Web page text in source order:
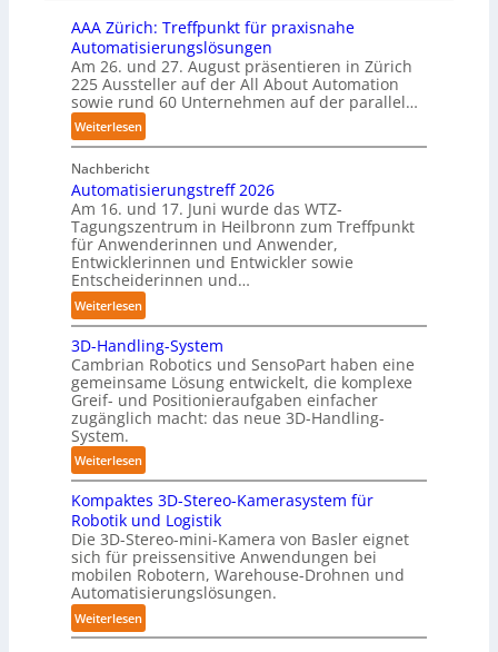
r
T
a
u
c
h
r
o
b
o
t
e
r
n
e
n
p
e
r
o
b
o
t
AAA Zürich: Treffpunkt für praxisnahe
Automatisierungslösungen
Am 26. und 27. August präsentieren in Zürich
225 Aussteller auf der All About Automation
sowie rund 60 Unternehmen auf der parallel…
Weiterlesen:
A
A
A
Z
ü
r
i
c
h
:
T
r
e
f
f
p
u
n
k
t
f
ü
r
p
Nachbericht
Automatisierungstreff 2026
Am 16. und 17. Juni wurde das WTZ-
Tagungszentrum in Heilbronn zum Treffpunkt
für Anwenderinnen und Anwender,
Entwicklerinnen und Entwickler sowie
Entscheiderinnen und…
Weiterlesen:
A
u
t
o
m
t
i
s
i
e
r
u
n
g
s
3D-Handling-System
Cambrian Robotics und SensoPart haben eine
gemeinsame Lösung entwickelt, die komplexe
Greif- und Positionieraufgaben einfacher
zugänglich macht: das neue 3D-Handling-
System.
Weiterlesen:
3
D
-
H
a
n
d
l
Kompaktes 3D-Stereo-Kamerasystem für
Robotik und Logistik
Die 3D-Stereo-mini-Kamera von Basler eignet
sich für preissensitive Anwendungen bei
mobilen Robotern, Warehouse-Drohnen und
Automatisierungslösungen.
Weiterlesen:
K